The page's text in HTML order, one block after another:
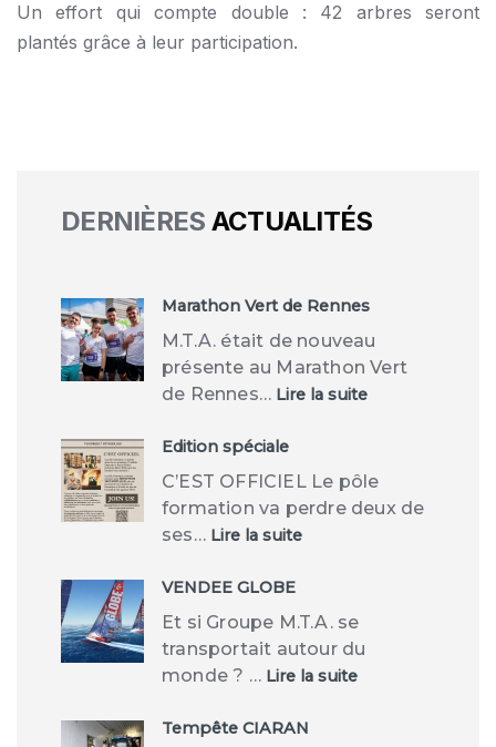
Un effort qui compte double : 42 arbres seront
plantés grâce à leur participation.
DERNIÈRES ACTUALITÉS
Marathon Vert de Rennes
M.T.A. était de nouveau
présente au Marathon Vert
de Rennes… Lire la suite:
Edition spéciale
C’EST OFFICIEL Le pôle
formation va perdre deux de
ses… Lire la suite:
VENDEE GLOBE
Et si Groupe M.T.A. se
transportait autour du
monde ? … Lire la suite:
Tempête CIARAN